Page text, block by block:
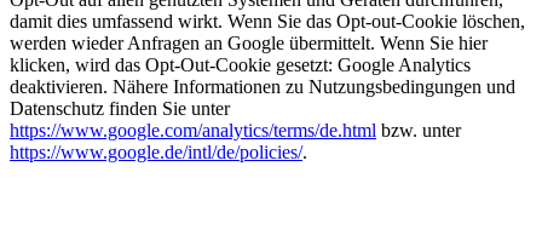
damit dies umfassend wirkt. Wenn Sie das Opt-out-Cookie löschen,
werden wieder Anfragen an Google übermittelt. Wenn Sie hier
klicken, wird das Opt-Out-Cookie gesetzt: Google Analytics
deaktivieren. Nähere Informationen zu Nutzungsbedingungen und
Datenschutz finden Sie unter
https://www.google.com/analytics/terms/de.html bzw. unter
https://www.google.de/intl/de/policies/.